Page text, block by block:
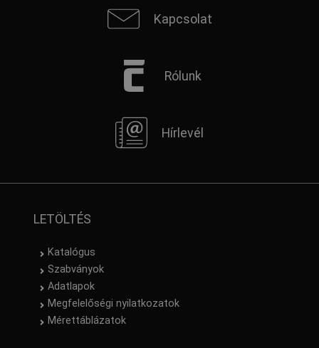
Kapcsolat
Rólunk
Hírlevél
LETÖLTÉS
Katalógus
Szabványok
Adatlapok
Megfelelőségi nyilatkozatok
Mérettáblázatok